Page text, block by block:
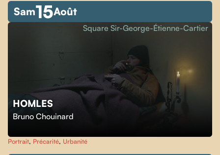
Sam15Août
HOMLES
Bruno Chouinard
Square Sir-George-Étienne-Cartier
Portrait, Précarité, Urbanité